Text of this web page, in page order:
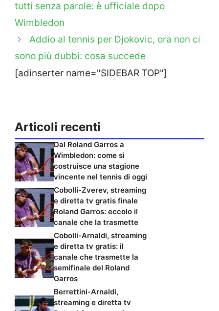
tutti senza parole: è ufficiale dopo
Wimbledon
Addio al tennis per Djokovic, ora non ci
sono più dubbi: cosa succede
[adinserter name="SIDEBAR TOP"]
Articoli recenti
Dal Roland Garros a
Wimbledon: come si
costruisce una stagione
vincente nel tennis di oggi
Cobolli-Zverev, streaming
e diretta tv gratis finale
Roland Garros: eccolo il
canale che la trasmette
Cobolli-Arnaldi, streaming
e diretta tv gratis: il
canale che trasmette la
semifinale del Roland
Garros
Berrettini-Arnaldi,
streaming e diretta tv